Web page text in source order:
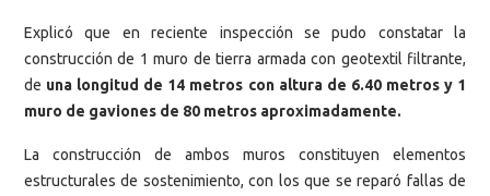
Explicó que en reciente inspección se pudo constatar la
construcción de 1 muro de tierra armada con geotextil filtrante,
de una longitud de 14 metros con altura de 6.40 metros y 1
muro de gaviones de 80 metros aproximadamente.
La construcción de ambos muros constituyen elementos
estructurales de sostenimiento, con los que se reparó fallas de